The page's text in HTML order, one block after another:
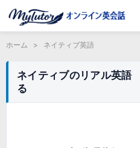
ホーム > ネイティブ英語
ネイティブのリアル
る